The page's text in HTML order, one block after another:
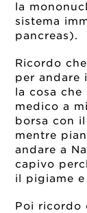
la
sistema
pancreas).
Ricordo
per andare
la cosa
medico a
borsa con
mentre
andare a
capivo
il pigiame
Poi ricordo